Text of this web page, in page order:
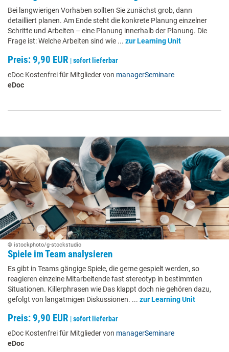
Bei langwierigen Vorhaben sollten Sie zunächst grob, dann
detailliert planen. Am Ende steht die konkrete Planung einzelner
Schritte und Arbeiten – eine Planung innerhalb der Planung. Die
Frage ist: Welche Arbeiten sind wie ... zur Learning Unit
Preis: 9,90 EUR |sofort lieferbar
eDoc Kostenfrei für Mitglieder von managerSeminare
eDoc
© istockphoto/g-stockstudio
Spiele im Team analysieren
Es gibt in Teams gängige Spiele, die gerne gespielt werden, so
reagieren einzelne Mitarbeitende fast stereotyp in bestimmten
Situationen. Killerphrasen wie Das klappt doch nie gehören dazu,
gefolgt von langatmigen Diskussionen. ... zur Learning Unit
Preis: 9,90 EUR |sofort lieferbar
eDoc Kostenfrei für Mitglieder von managerSeminare
eDoc